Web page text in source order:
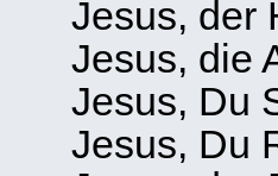
Jesus, der
Jesus, die
Jesus, Du
Jesus, Du